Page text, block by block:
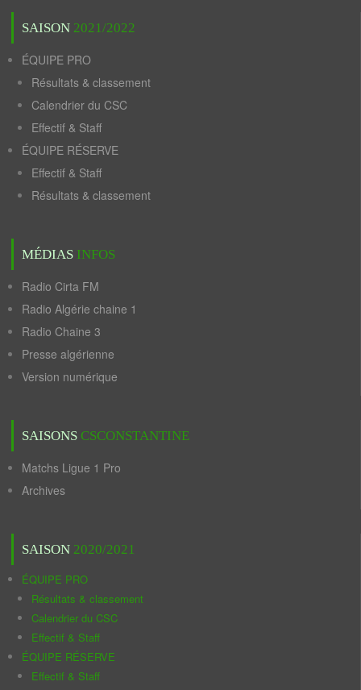
SAISON 2021/2022
ÉQUIPE PRO
Résultats & classement
Calendrier du CSC
Effectif & Staff
ÉQUIPE RÉSERVE
Effectif & Staff
Résultats & classement
MÉDIAS INFOS
Radio Cirta FM
Radio Algérie chaine 1
Radio Chaine 3
Presse algérienne
Version numérique
SAISONS CSCONSTANTINE
Matchs Ligue 1 Pro
Archives
SAISON 2020/2021
ÉQUIPE PRO
Résultats & classement
Calendrier du CSC
Effectif & Staff
ÉQUIPE RÉSERVE
Effectif & Staff